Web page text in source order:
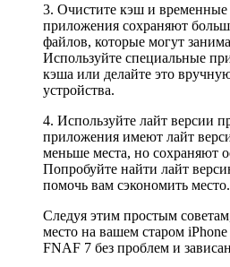
3. Очистите кэш и
приложения сохраняют
файлов, которые могут
Используйте специальные
кэша или делайте это
устройства.
4. Используйте лайт версии
приложения имеют лайт
меньше места, но сохраняют
Попробуйте найти лайт
помочь вам сэкономить место.
Следуя этим простым
место на вашем старом
FNAF 7 без проблем и